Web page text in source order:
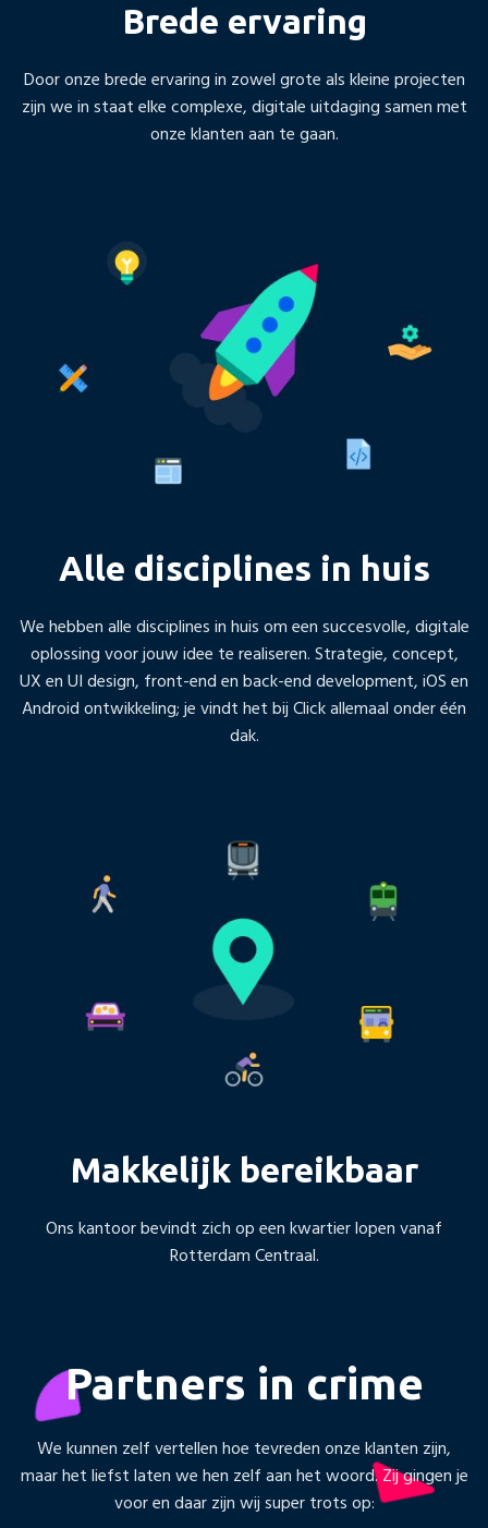
Brede ervaring
Door onze brede ervaring in zowel grote als kleine projecten
zijn we in staat elke complexe, digitale uitdaging samen met
onze klanten aan te gaan.
Alle disciplines in huis
We hebben alle disciplines in huis om een succesvolle, digitale
oplossing voor jouw idee te realiseren. Strategie, concept,
UX en UI design, front-end en back-end development, iOS en
Android ontwikkeling; je vindt het bij Click allemaal onder één
dak.
Makkelijk bereikbaar
Ons kantoor bevindt zich op een kwartier lopen vanaf
Rotterdam Centraal.
Partners in crime
We kunnen zelf vertellen hoe tevreden onze klanten zijn,
maar het liefst laten we hen zelf aan het woord. Zij gingen je
voor en daar zijn wij super trots op: